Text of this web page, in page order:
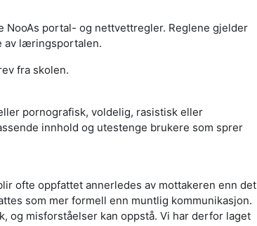
portal- og nettvettregler. Reglene gjelder
av læringsportalen.
fra skolen.
pornografisk, voldelig, rasistisk eller
innhold og utestenge brukere som sprer
ofte oppfattet annerledes av mottakeren enn det
som mer formell enn muntlig kommunikasjon.
og misforståelser kan oppstå. Vi har derfor laget